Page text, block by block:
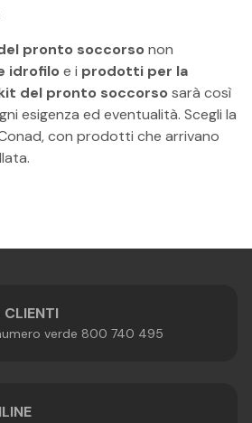
pronto soccorso non
idrofilo e i prodotti per la
del pronto soccorso sarà così
esigenza ed eventualità. Scegli la
con prodotti che arrivano
CLIENTI
verde 800 740 495